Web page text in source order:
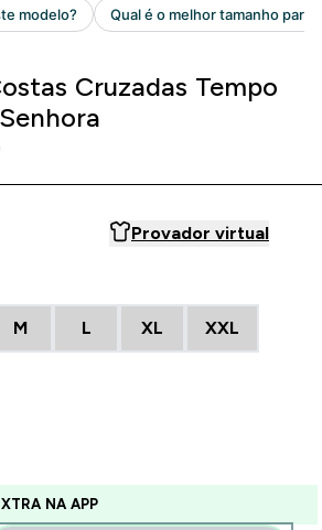
Cruzadas Tempo
Provador virtual
M L XL XXL
NA APP